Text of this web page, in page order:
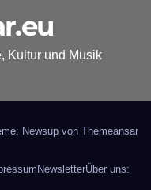
Kultur und Musik
Newsup von Themeansar
NewsletterÜber uns: